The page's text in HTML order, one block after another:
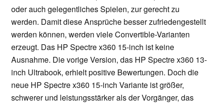
oder auch gelegentliches Spielen, zur gerecht zu
werden. Damit diese Ansprüche besser zufriedengestellt
werden können, werden viele Convertible-Varianten
erzeugt. Das HP Spectre x360 15-inch ist keine
Ausnahme. Die vorige Version, das HP Spectre x360 13-
inch Ultrabook, erhielt positive Bewertungen. Doch die
neue HP Spectre x360 15-inch Variante ist größer,
schwerer und leistungsstärker als der Vorgänger, das